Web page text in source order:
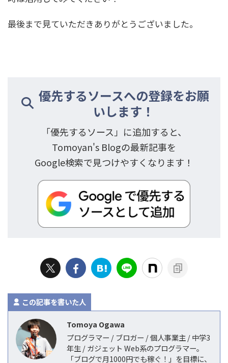
最後まで見ていただきありがとうございました。
優先するソースへの登録をお願
いします！
「優先するソース」に追加すると、
Tomoyan's Blogの最新記事を
Google検索で見つけやすくなります！
この記事を書いた人
Tomoya Ogawa
プログラマー / ブロガー / 個人事業主 / 中学3
年生 / ガジェット Web系のプログラマー。
「ブログで月1000円でも稼ぐ！」を目標に、